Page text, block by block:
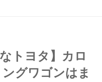
トヨタ】カロ
グワゴンはま